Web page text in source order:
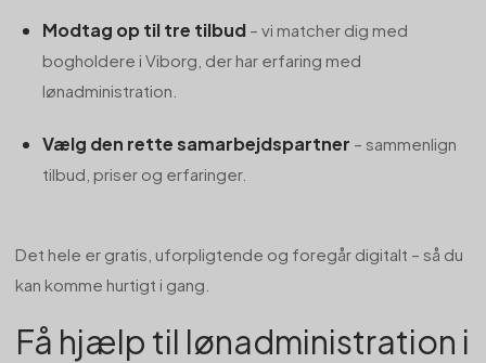
Modtag op til tre tilbud – vi matcher dig med
bogholdere i Viborg, der har erfaring med
lønadministration.
Vælg den rette samarbejdspartner – sammenlign
tilbud, priser og erfaringer.
Det hele er gratis, uforpligtende og foregår digitalt – så du
kan komme hurtigt i gang.
Få hjælp til lønadministration i